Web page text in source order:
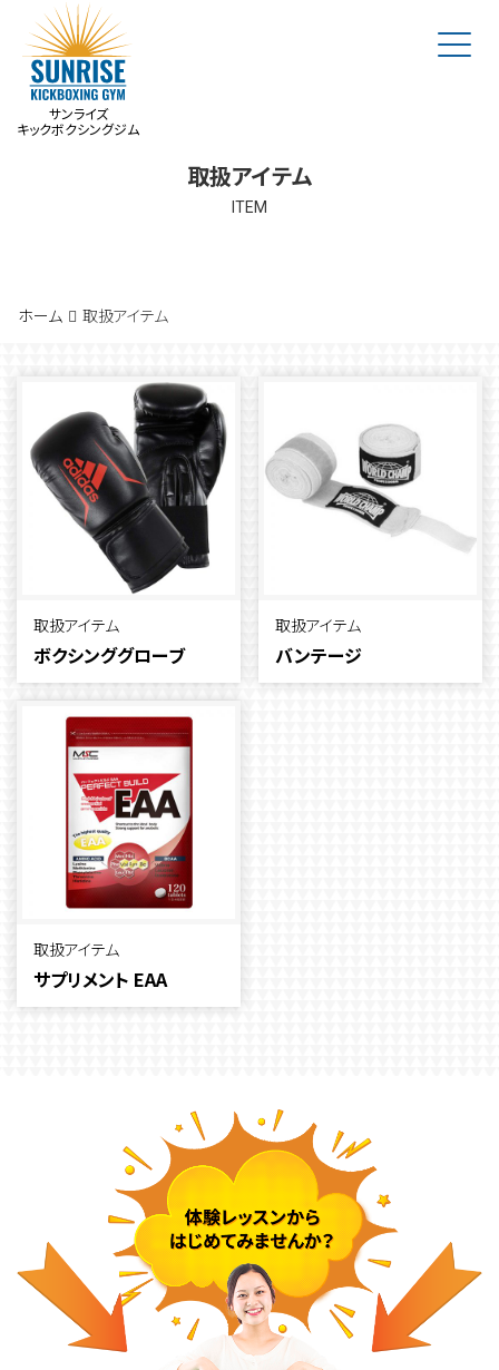
サンライズ
キックボクシングジム
プログラム・料金
施設紹介
アクセス 会員様の声
ショップ
取扱アイテム
ITEM
ホーム 取扱アイテム
取扱アイテム
ボクシンググローブ
取扱アイテム
バンテージ
取扱アイテム
サプリメント EAA